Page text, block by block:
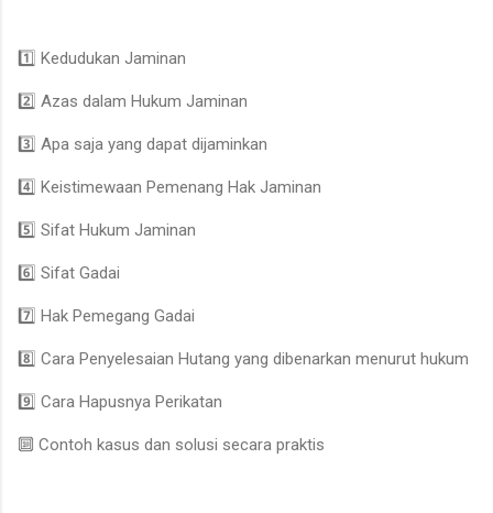
1️⃣ Kedudukan Jaminan
2️⃣ Azas dalam Hukum Jaminan
3️⃣ Apa saja yang dapat dijaminkan
4️⃣ Keistimewaan Pemenang Hak Jaminan
5️⃣ Sifat Hukum Jaminan
6️⃣ Sifat Gadai
7️⃣ Hak Pemegang Gadai
8️⃣ Cara Penyelesaian Hutang yang dibenarkan menurut hukum
9️⃣ Cara Hapusnya Perikatan
🔟 Contoh kasus dan solusi secara praktis